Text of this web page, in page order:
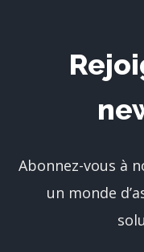
Abonnez-vous à
un monde